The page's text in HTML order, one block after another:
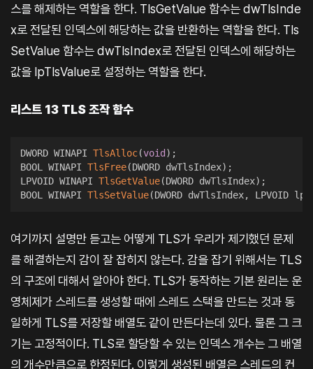
스를 해제하는 역할을 한다. TlsGetValue 함수는 dwTlsInde
x로 전달된 인덱스에 해당하는 값을 반환하는 역할을 한다. Tls
SetValue 함수는 dwTlsIndex로 전달된 인덱스에 해당하는
값을 lpTlsValue로 설정하는 역할을 한다.
리스트 13 TLS 조작 함수
DWORD WINAPI TlsAlloc(void ) ;
BOOL WINAPI TlsFree(DWORD dwTlsIndex) ;
LPVOID WINAPI TlsGetValue(DWORD dwTlsIndex) ;
BOOL WINAPI TlsSetValue(DWORD dwTlsIndex, LPVOID
여기까지 설명만 듣고는 어떻게 TLS가 우리가 제기했던 문제
를 해결하는지 감이 잘 잡히지 않는다. 감을 잡기 위해서는 TLS
의 구조에 대해서 알아야 한다. TLS가 동작하는 기본 원리는 운
영체제가 스레드를 생성할 때에 스레드 스택을 만드는 것과 동
일하게 TLS를 저장할 배열도 같이 만든다는데 있다. 물론 그 크
기는 고정적이다. TLS로 할당할 수 있는 인덱스 개수는 그 배열
의 개수만큼으로 한정된다. 이렇게 생성된 배열은 스레드의 컨